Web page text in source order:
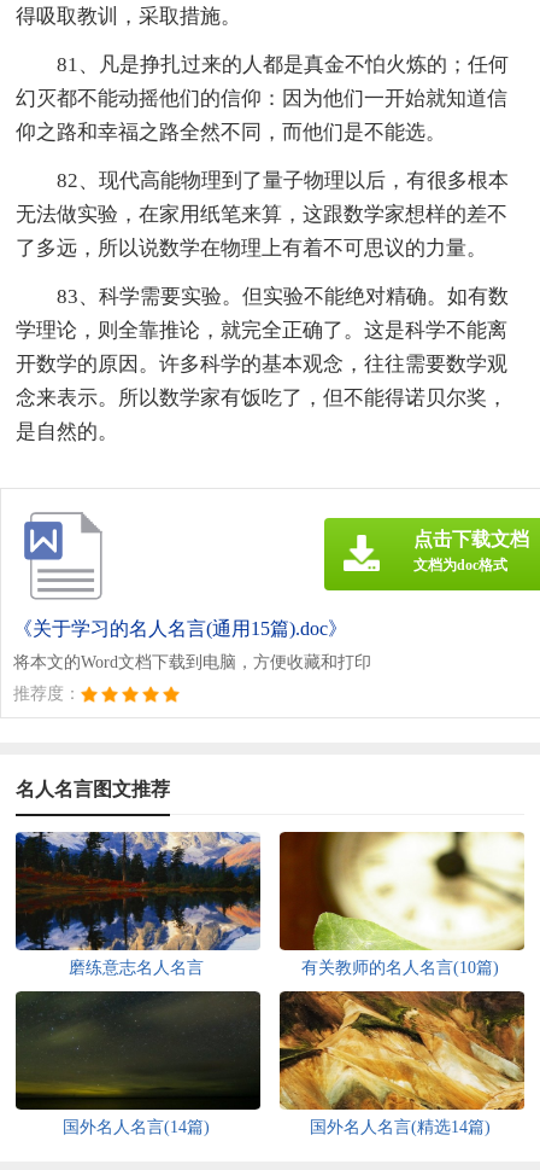
得吸取教训，采取措施。
81、凡是挣扎过来的人都是真金不怕火炼的；任何
幻灭都不能动摇他们的信仰：因为他们一开始就知道信
仰之路和幸福之路全然不同，而他们是不能选。
82、现代高能物理到了量子物理以后，有很多根本
无法做实验，在家用纸笔来算，这跟数学家想样的差不
了多远，所以说数学在物理上有着不可思议的力量。
83、科学需要实验。但实验不能绝对精确。如有数
学理论，则全靠推论，就完全正确了。这是科学不能离
开数学的原因。许多科学的基本观念，往往需要数学观
念来表示。所以数学家有饭吃了，但不能得诺贝尔奖，
是自然的。
《关于学习的名人名言(通用15篇).doc》
将本文的Word文档下载到电脑，方便收藏和打印
推荐度：
点击下载文档
文档为doc格式
名人名言图文推荐
磨练意志名人名言 有关教师的名人名言(10篇)
国外名人名言(14篇) 国外名人名言(精选14篇)